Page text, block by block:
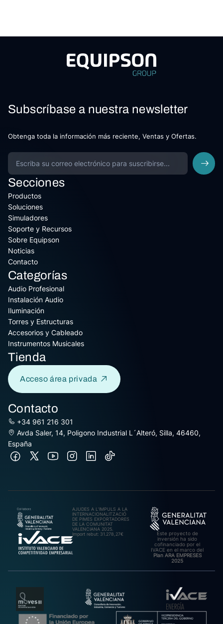
Subscríbase a nuestra newsletter
Obtenga toda la información más reciente, Ventas y Ofertas.
Secciones
Productos
Soluciones
Simuladores
Soporte y Recursos
Sobre Equipson
Noticias
Contacto
Categorías
Audio Profesional
Instalación Audio
Iluminación
Torres y Estructuras
Accesorios y Cableado
Instrumentos Musicales
Tienda
Acceso área privada
Contacto
+34 961 216 301
Avda Saler, 14, Poligono Industrial L´Alteró, Silla, 46460,
España
AJUDES A L’IMPULS A LA
INTERNACIONALITZACIÓ
DE PIMES EXPORTADORES
DE LA COMUNITAT
VALENCIANA 2025.
Import rebut: 31.278,27€
Este proyecto de
inversión ha sido
cofinanciado por el
IVACE en el marco del
Plan ARA EMPRESES
2025